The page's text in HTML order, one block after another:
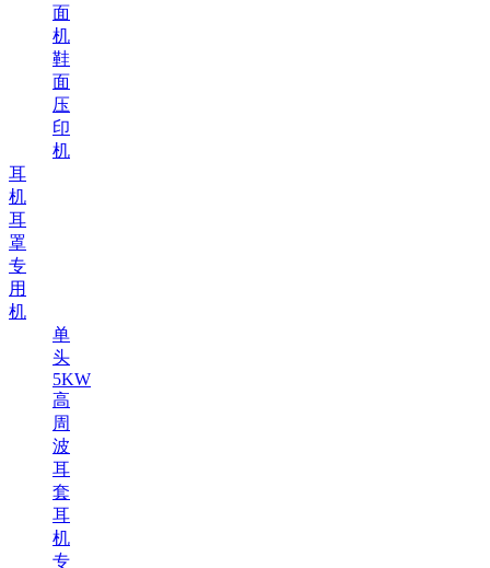
面
机
鞋
面
压
印
机
耳
机
耳
罩
专
用
机
单
头
5KW
高
周
波
耳
套
耳
机
专